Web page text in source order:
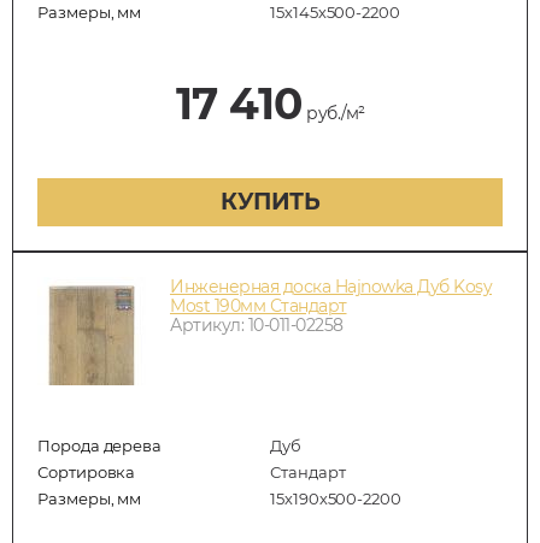
Размеры, мм
15х145х500-2200
17 410 руб./м²
КУПИТЬ
Инженерная доска Hajnowka Дуб Kosy
Most 190мм Стандарт
Артикул: 10-011-02258
Порода дерева
Дуб
Сортировка
Стандарт
Размеры, мм
15х190х500-2200